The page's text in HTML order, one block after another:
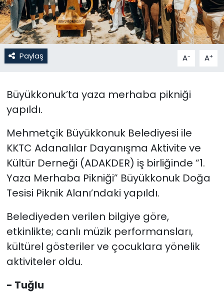
Paylaş A- A+
Büyükkonuk’ta yaza merhaba pikniği
yapıldı.
Mehmetçik Büyükkonuk Belediyesi ile
KKTC Adanalılar Dayanışma Aktivite ve
Kültür Derneği (ADAKDER) iş birliğinde “1.
Yaza Merhaba Pikniği” Büyükkonuk Doğa
Tesisi Piknik Alanı’ndaki yapıldı.
Belediyeden verilen bilgiye göre,
etkinlikte; canlı müzik performansları,
kültürel gösteriler ve çocuklara yönelik
aktiviteler oldu.
- Tuğlu
Moda
Nöbetçi Eczaneler
Otomobil Dünyası
Politika
SAĞLIK
Spor
Teknoloji
TÜRKiYE
Video Galeri
YAŞAM